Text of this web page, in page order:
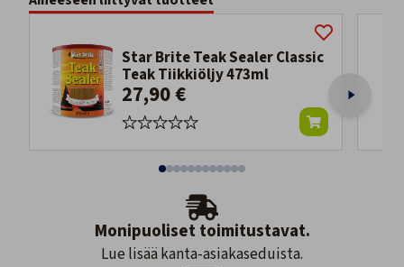
Star Brite Teak Sealer Classic
Teak Tiikkiöljy 473ml
27,90 €
Monipuoliset toimitustavat.
Lue lisää kanta-asiakaseduista.